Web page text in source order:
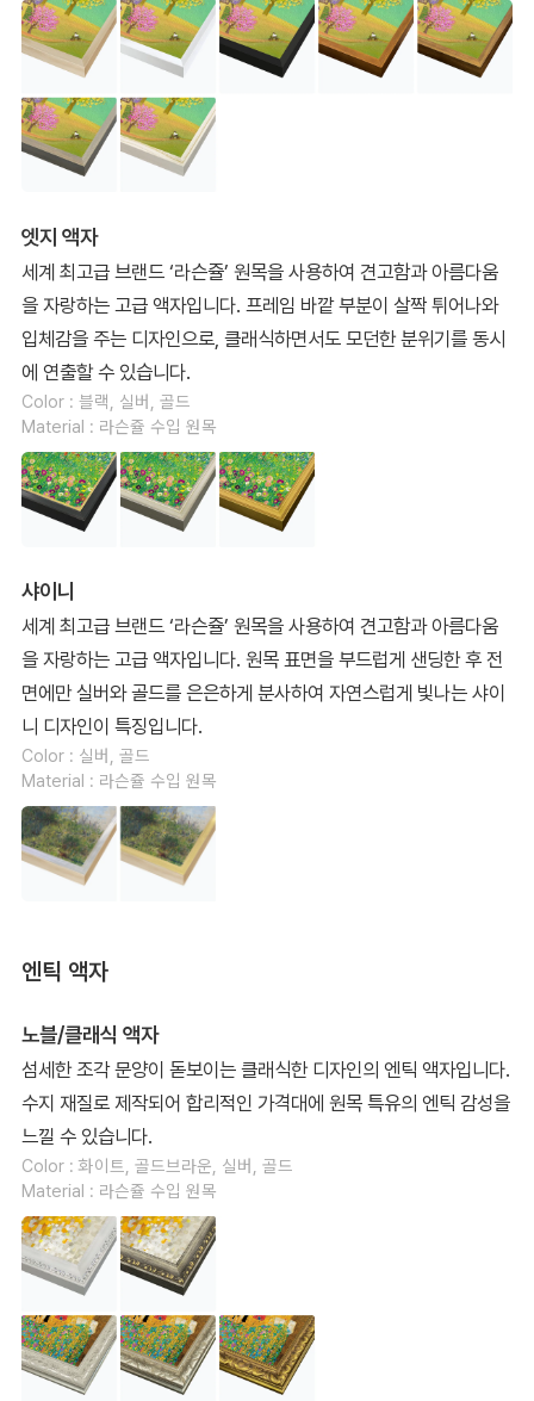
엣지 액자
세계 최고급 브랜드 ‘라슨쥴’ 원목을 사용하여 견고함과 아름다움
을 자랑하는 고급 액자입니다. 프레임 바깥 부분이 살짝 튀어나와
입체감을 주는 디자인으로, 클래식하면서도 모던한 분위기를 동시
에 연출할 수 있습니다.
Color : 블랙, 실버, 골드
Material : 라슨쥴 수입 원목
샤이니
세계 최고급 브랜드 ‘라슨쥴’ 원목을 사용하여 견고함과 아름다움
을 자랑하는 고급 액자입니다. 원목 표면을 부드럽게 샌딩한 후 전
면에만 실버와 골드를 은은하게 분사하여 자연스럽게 빛나는 샤이
니 디자인이 특징입니다.
Color : 실버, 골드
Material : 라슨쥴 수입 원목
엔틱 액자
노블/클래식 액자
섬세한 조각 문양이 돋보이는 클래식한 디자인의 엔틱 액자입니다.
수지 재질로 제작되어 합리적인 가격대에 원목 특유의 엔틱 감성을
느낄 수 있습니다.
Color : 화이트, 골드브라운, 실버, 골드
Material : 라슨쥴 수입 원목